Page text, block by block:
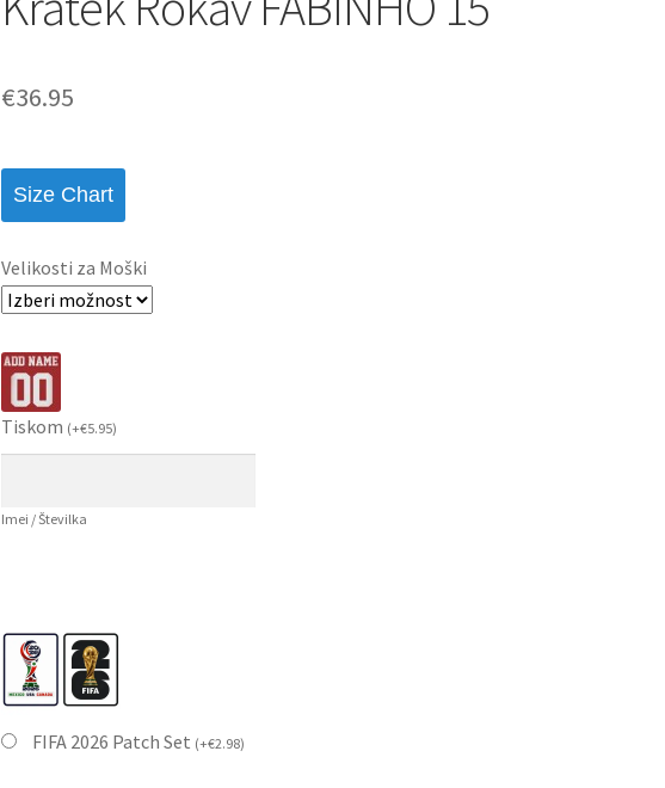
€36.95
Size Chart
Velikosti za Moški
Tiskom (+€5.95)
Imei / Številka
FIFA 2026 Patch Set (+€2.98)